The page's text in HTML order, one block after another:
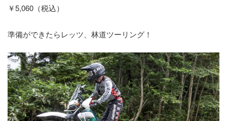
￥5,060（税込）
準備ができたらレッツ、林道ツーリング！